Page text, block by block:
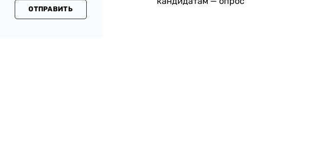
ОТПРАВИТЬ